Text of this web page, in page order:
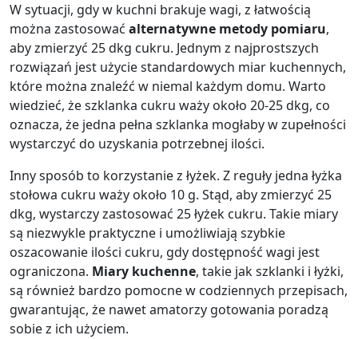
W sytuacji, gdy w kuchni brakuje wagi, z łatwością
można zastosować alternatywne metody pomiaru,
aby zmierzyć 25 dkg cukru. Jednym z najprostszych
rozwiązań jest użycie standardowych miar kuchennych,
które można znaleźć w niemal każdym domu. Warto
wiedzieć, że szklanka cukru waży około 20-25 dkg, co
oznacza, że jedna pełna szklanka mogłaby w zupełności
wystarczyć do uzyskania potrzebnej ilości.
Inny sposób to korzystanie z łyżek. Z reguły jedna łyżka
stołowa cukru waży około 10 g. Stąd, aby zmierzyć 25
dkg, wystarczy zastosować 25 łyżek cukru. Takie miary
są niezwykle praktyczne i umożliwiają szybkie
oszacowanie ilości cukru, gdy dostępność wagi jest
ograniczona. Miary kuchenne, takie jak szklanki i łyżki,
są również bardzo pomocne w codziennych przepisach,
gwarantując, że nawet amatorzy gotowania poradzą
sobie z ich użyciem.